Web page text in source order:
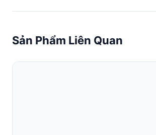
Sản Phẩm Liên Quan